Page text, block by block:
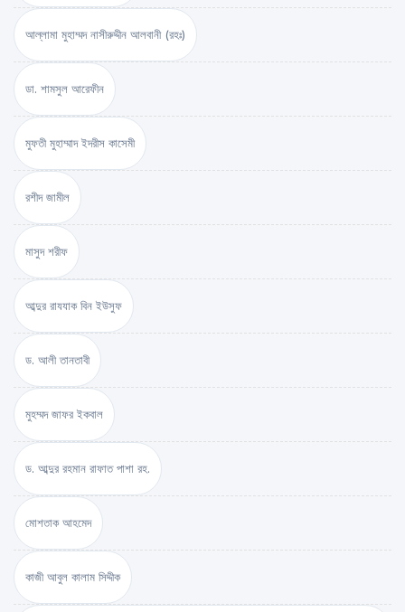
আল্লামা মুহাম্মদ নাসীরুদ্দীন আলবানী (রহঃ)
ডা. শামসুল আরেফীন
মুফতী মুহাম্মাদ ইদরীস কাসেমী
রশীদ জামীল
মাসুদ শরীফ
আব্দুর রাযযাক বিন ইউসুফ
ড. আলী তানতাবী
মুহম্মদ জাফর ইকবাল
ড. আব্দুর রহমান রাফাত পাশা রহ.
মোশতাক আহমেদ
কাজী আবুল কালাম সিদ্দীক